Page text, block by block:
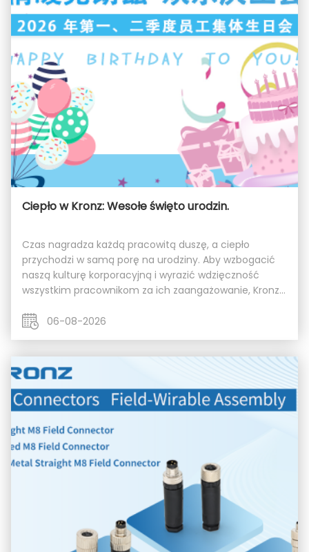
Ciepło w Kronz: Wesołe święto urodzin.
Czas nagradza każdą pracowitą duszę, a ciepło
przychodzi w samą porę na urodziny. Aby wzbogacić
naszą kulturę korporacyjną i wyrazić wdzięczność
wszystkim pracownikom za ich zaangażowanie, Kronz
urodzinowe. Jest to wspaniałe spotkanie pełne s...
06-08-2026